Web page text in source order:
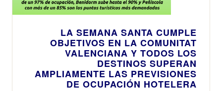
LA SEMANA SANTA CUMPLE
OBJETIVOS EN LA COMUNITAT
VALENCIANA Y TODOS LOS
DESTINOS SUPERAN
AMPLIAMENTE LAS PREVISIONES
DE OCUPACIÓN HOTELERA